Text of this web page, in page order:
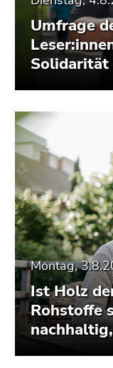
Umfrage
Solidarität
Montag,
Ist Holz
Rohstoffe